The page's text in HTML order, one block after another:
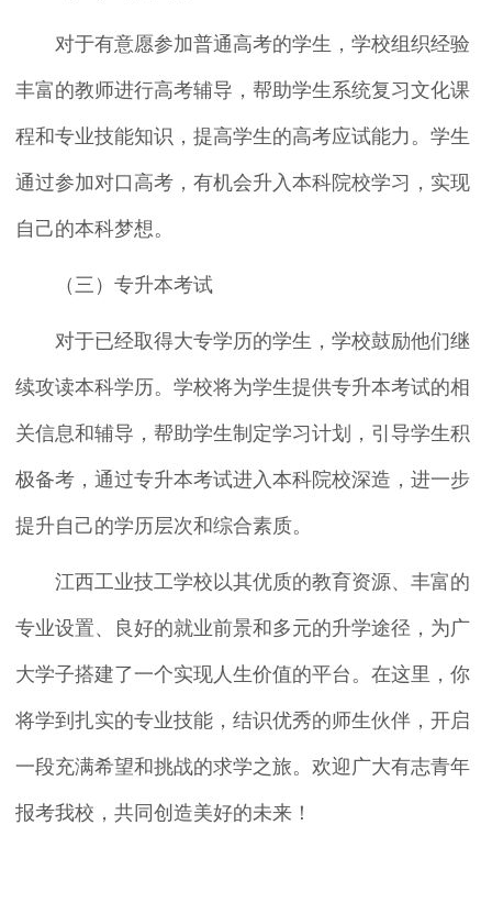
对于有意愿参加普通高考的学生，学校组织经验
丰富的教师进行高考辅导，帮助学生系统复习文化课
程和专业技能知识，提高学生的高考应试能力。学生
通过参加对口高考，有机会升入本科院校学习，实现
自己的本科梦想。
（三）专升本考试
对于已经取得大专学历的学生，学校鼓励他们继
续攻读本科学历。学校将为学生提供专升本考试的相
关信息和辅导，帮助学生制定学习计划，引导学生积
极备考，通过专升本考试进入本科院校深造，进一步
提升自己的学历层次和综合素质。
江西工业技工学校以其优质的教育资源、丰富的
专业设置、良好的就业前景和多元的升学途径，为广
大学子搭建了一个实现人生价值的平台。在这里，你
将学到扎实的专业技能，结识优秀的师生伙伴，开启
一段充满希望和挑战的求学之旅。欢迎广大有志青年
报考我校，共同创造美好的未来！